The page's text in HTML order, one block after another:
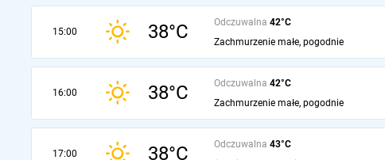
15:00 38°C Odczuwalna 42°C
Zachmurzenie małe, pogodnie
16:00 38°C Odczuwalna 42°C
Zachmurzenie małe, pogodnie
17:00 38°C Odczuwalna 43°C